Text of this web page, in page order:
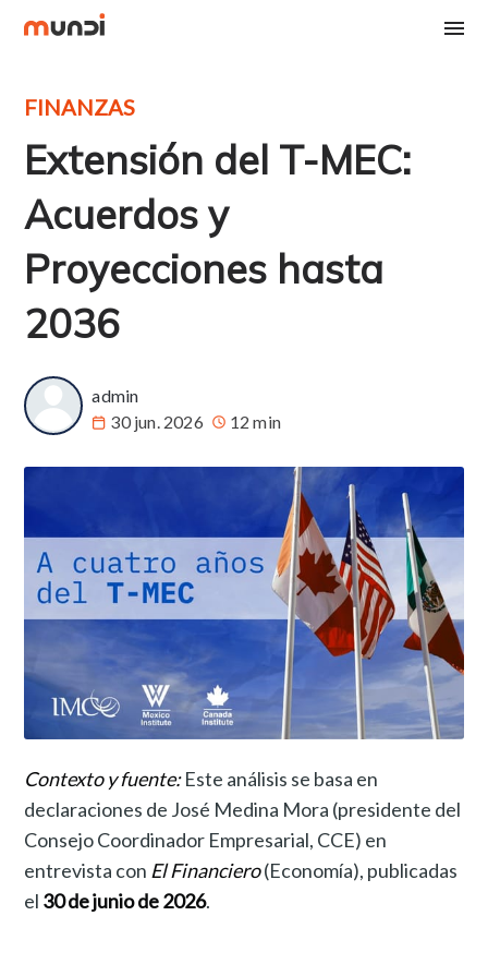
FINANZAS
Extensión del T-MEC:
Acuerdos y
Proyecciones hasta
2036
admin
30 jun. 2026
12 min
Contexto y fuente:Este análisis se basa en
declaraciones de José Medina Mora (presidente del
Consejo Coordinador Empresarial, CCE) en
entrevista con El Financiero(Economía), publicadas
el 30 de junio de 2026.